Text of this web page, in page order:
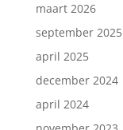
maart 2026
september 2025
april 2025
december 2024
april 2024